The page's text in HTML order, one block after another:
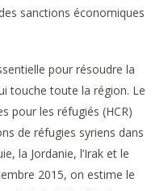
sanctions économiques
pour résoudre la
touche toute la région. Le
pour les réfugiés (HCR)
de réfugies syriens dans
la Jordanie, l’Irak et le
2015, on estime le